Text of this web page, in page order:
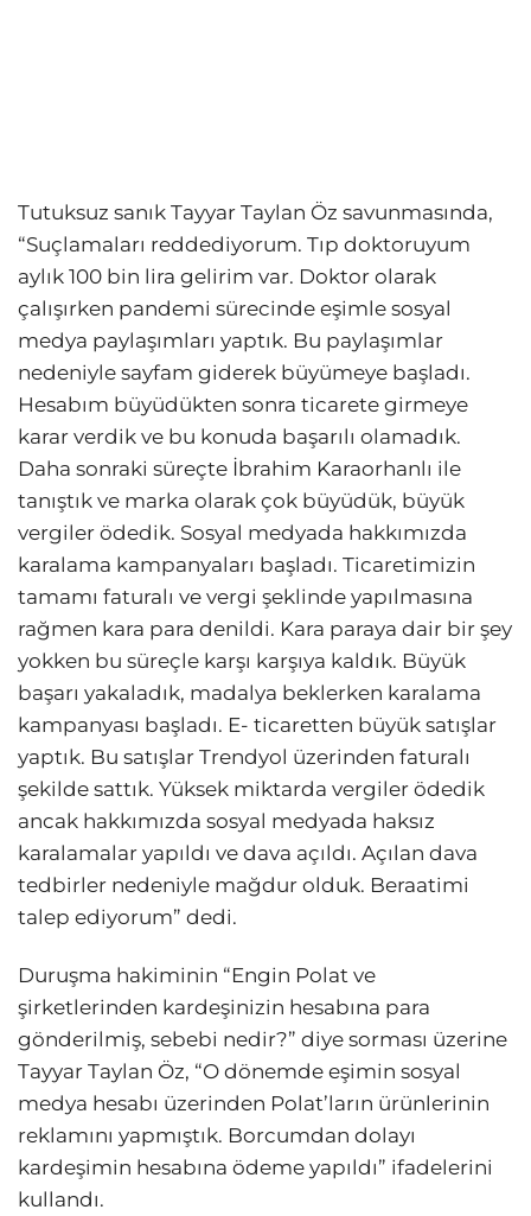
Tutuksuz sanık Tayyar Taylan Öz savunmasında,
“Suçlamaları reddediyorum. Tıp doktoruyum
aylık 100 bin lira gelirim var. Doktor olarak
çalışırken pandemi sürecinde eşimle sosyal
medya paylaşımları yaptık. Bu paylaşımlar
nedeniyle sayfam giderek büyümeye başladı.
Hesabım büyüdükten sonra ticarete girmeye
karar verdik ve bu konuda başarılı olamadık.
Daha sonraki süreçte İbrahim Karaorhanlı ile
tanıştık ve marka olarak çok büyüdük, büyük
vergiler ödedik. Sosyal medyada hakkımızda
karalama kampanyaları başladı. Ticaretimizin
tamamı faturalı ve vergi şeklinde yapılmasına
rağmen kara para denildi. Kara paraya dair bir şey
yokken bu süreçle karşı karşıya kaldık. Büyük
başarı yakaladık, madalya beklerken karalama
kampanyası başladı. E- ticaretten büyük satışlar
yaptık. Bu satışlar Trendyol üzerinden faturalı
şekilde sattık. Yüksek miktarda vergiler ödedik
ancak hakkımızda sosyal medyada haksız
karalamalar yapıldı ve dava açıldı. Açılan dava
tedbirler nedeniyle mağdur olduk. Beraatimi
talep ediyorum” dedi.
Duruşma hakiminin “Engin Polat ve
şirketlerinden kardeşinizin hesabına para
gönderilmiş, sebebi nedir?” diye sorması üzerine
Tayyar Taylan Öz, “O dönemde eşimin sosyal
medya hesabı üzerinden Polat’ların ürünlerinin
reklamını yapmıştık. Borcumdan dolayı
kardeşimin hesabına ödeme yapıldı” ifadelerini
kullandı.